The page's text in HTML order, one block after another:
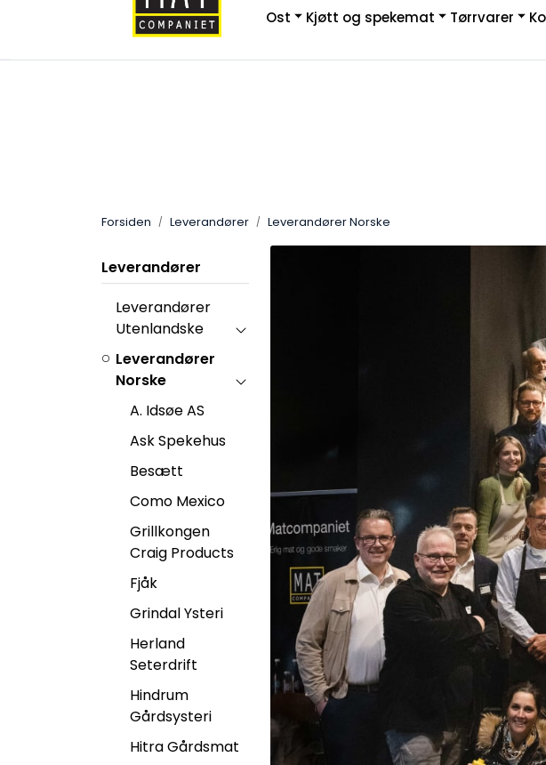
Skip to main contentNy Bedriftskunde Kontakt Oss | Frakt & Retur |
Bestillingsvarer
Ost Kjøtt og spekemat Tørrvarer
Forsiden Leverandører Leverandører Norske
Leverandører
Leverandører
Utenlandske
Leverandører
Norske
A. Idsøe AS
Ask Spekehus
Besætt
Como Mexico
Grillkongen
Craig Products
Fjåk
Grindal Ysteri
Herland
Seterdrift
Hindrum
Gårdsysteri
Hitra Gårdsmat